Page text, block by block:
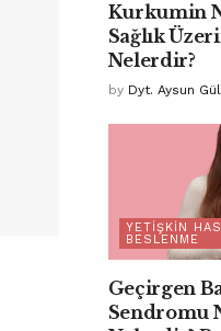
Kurkumin
Sağlık
Nelerdir?
by Dyt. Aysun
YETIŞKIN
BESLENME
Geçirgen
Sendromu